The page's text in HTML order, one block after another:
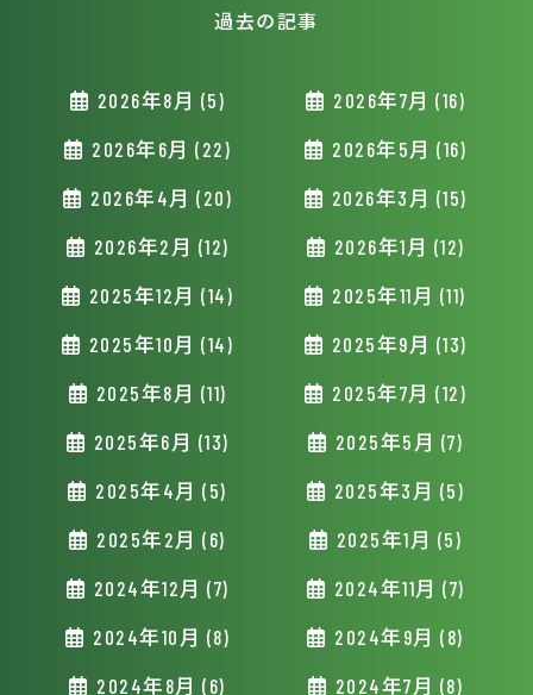
過去の記事
2026年8月 (5) 2026年7月 (16)
2026年6月 (22) 2026年5月 (16)
2026年4月 (20) 2026年3月 (15)
2026年2月 (12) 2026年1月 (12)
2025年12月 (14) 2025年11月 (11)
2025年10月 (14) 2025年9月 (13)
2025年8月 (11) 2025年7月 (12)
2025年6月 (13) 2025年5月 (7)
2025年4月 (5) 2025年3月 (5)
2025年2月 (6) 2025年1月 (5)
2024年12月 (7) 2024年11月 (7)
2024年10月 (8) 2024年9月 (8)
2024年8月 (6) 2024年7月 (8)